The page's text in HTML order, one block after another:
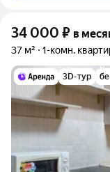
34 000 ₽ в
37 м² 1-комн.
3D-тур